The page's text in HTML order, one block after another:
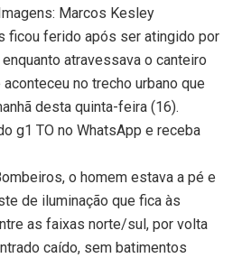
Marcos Kesley
ficou ferido após ser atingido por
atravessava o canteiro
no trecho urbano que
desta quinta-feira (16).
g1 TO no WhatsApp e receba
o homem estava a pé e
de iluminação que fica às
as faixas norte/sul, por volta
caído, sem batimentos